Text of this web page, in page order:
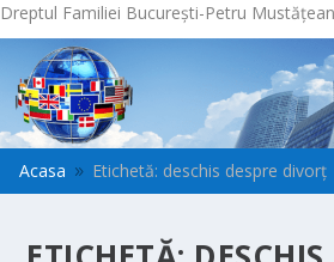
Dreptul Familiei București-Petru
Acasa 9 Etichetă: deschis despre divorţ